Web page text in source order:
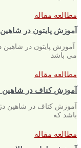
مطالعه مقاله
آموزش پایتون در شاهین
آموزش پایتون در شاهین
می باشد
مطالعه مقاله
آموزش کناف در شاهین
آموزش کناف در شاهین
باشد که
مطالعه مقاله